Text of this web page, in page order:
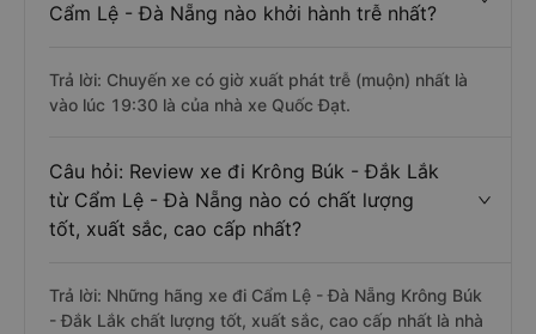
Cẩm Lệ - Đà Nẵng nào khởi hành trễ nhất?
Trả lời: Chuyến xe có giờ xuất phát trễ (muộn) nhất là
vào lúc 19:30 là của nhà xe Quốc Đạt.
Câu hỏi: Review xe đi Krông Búk - Đắk Lắk
từ Cẩm Lệ - Đà Nẵng nào có chất lượng
tốt, xuất sắc, cao cấp nhất?
Trả lời: Những hãng xe đi Cẩm Lệ - Đà Nẵng Krông Búk
- Đắk Lắk chất lượng tốt, xuất sắc, cao cấp nhất là nhà